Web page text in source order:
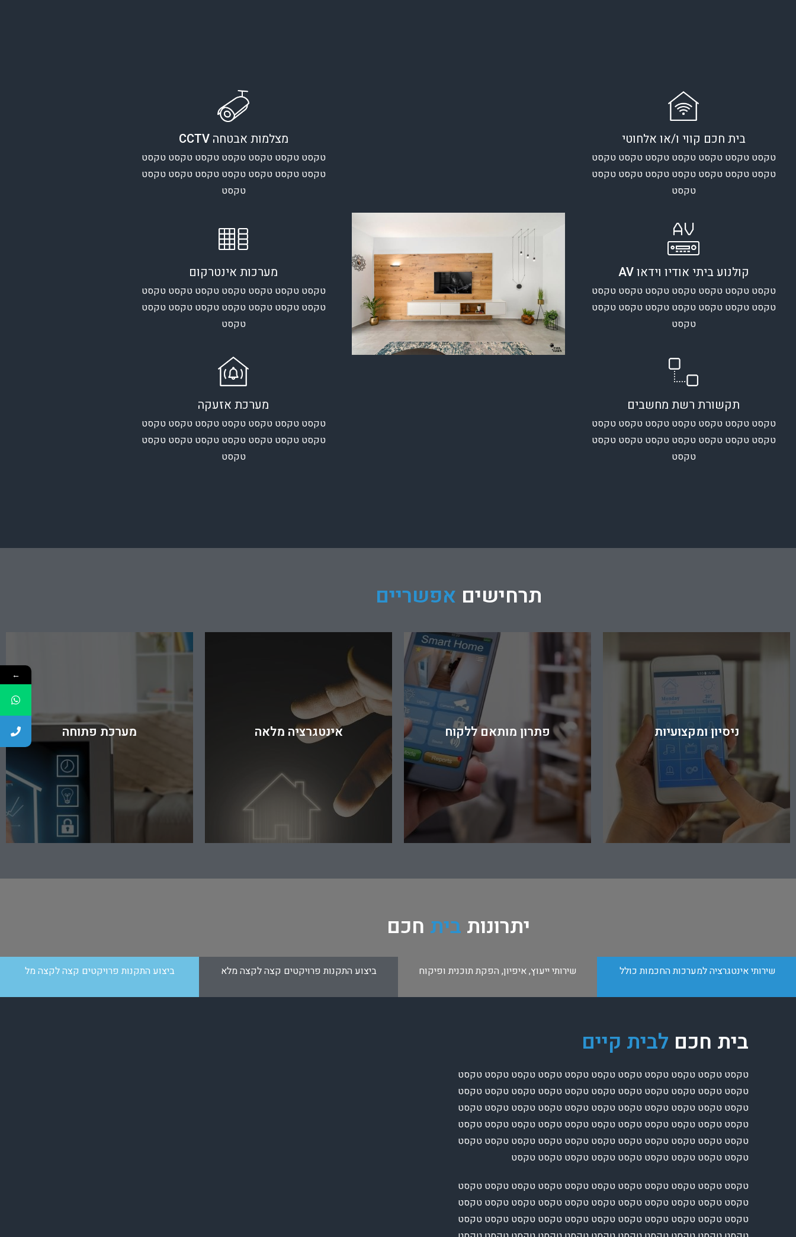
בית חכם קווי ו/או אלחוטי
טקסט טקסט טקסט טקסט טקסט טקסט טקסט
טקסט טקסט טקסט טקסט טקסט טקסט טקסט
טקסט
קולנוע ביתי אודיו וידאוAV
טקסט טקסט טקסט טקסט טקסט טקסט טקסט
טקסט טקסט טקסט טקסט טקסט טקסט טקסט
טקסט
תקשורת רשת מחשבים
טקסט טקסט טקסט טקסט טקסט טקסט טקסט
טקסט טקסט טקסט טקסט טקסט טקסט טקסט
טקסט
מצלמות אבטחהCCTV
טקסט טקסט טקסט טקסט טקסט טקסט טקסט
טקסט טקסט טקסט טקסט טקסט טקסט טקסט
טקסט
מערכות אינטרקום
טקסט טקסט טקסט טקסט טקסט טקסט טקסט
טקסט טקסט טקסט טקסט טקסט טקסט טקסט
טקסט
מערכת אזעקה
טקסט טקסט טקסט טקסט טקסט טקסט טקסט
טקסט טקסט טקסט טקסט טקסט טקסט טקסט
טקסט
תרחישים אפשריים
ניסיון ומקצועיות פתרון מותאם ללקוח אינטגרציה מלאה מערכת פתוחה
יתרונות בית חכם
שירותי אינטגרציה למערכות החכמות כולל שירותי ייעוץ, איפיון, הפקת תוכנית ופיקוח ביצוע התקנות פרויקטים קצה לקצה מלא ביצוע התקנות פרויקטים קצה לקצה מל
בית חכם לבית קיים
טקסט טקסט טקסט טקסט טקסט טקסט טקסט טקסט טקסט טקסט טקסט
טקסט טקסט טקסט טקסט טקסט טקסט טקסט טקסט טקסט טקסט טקסט
טקסט טקסט טקסט טקסט טקסט טקסט טקסט טקסט טקסט טקסט טקסט
טקסט טקסט טקסט טקסט טקסט טקסט טקסט טקסט טקסט טקסט טקסט
טקסט טקסט טקסט טקסט טקסט טקסט טקסט טקסט טקסט טקסט טקסט
טקסט טקסט טקסט טקסט טקסט טקסט טקסט טקסט טקסט
טקסט טקסט טקסט טקסט טקסט טקסט טקסט טקסט טקסט טקסט טקסט
טקסט טקסט טקסט טקסט טקסט טקסט טקסט טקסט טקסט טקסט טקסט
טקסט טקסט טקסט טקסט טקסט טקסט טקסט טקסט טקסט טקסט טקסט
←